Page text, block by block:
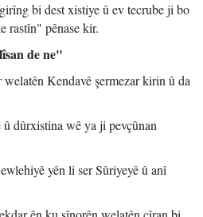
bi dest xistiye û ev tecrube ji bo
rastîn" pênase kir.
de ne"
Kendavê şermezar kirin û da
dûrxistina wê ya ji pevçûnan
yên li ser Sûriyeyê û anî